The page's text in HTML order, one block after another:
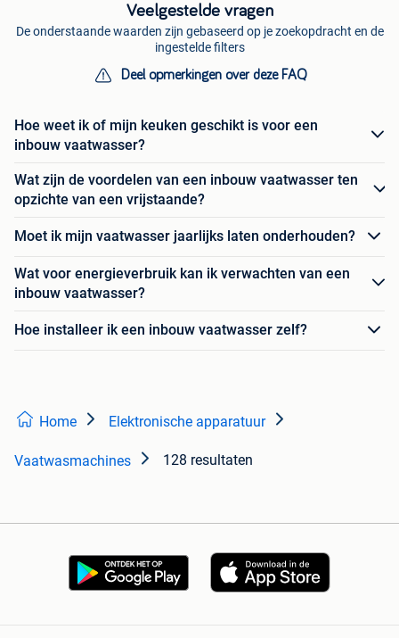
Veelgestelde vragen
De onderstaande waarden zijn gebaseerd op je zoekopdracht en de
ingestelde filters
Deel opmerkingen over deze FAQ
Hoe weet ik of mijn keuken geschikt is voor een
inbouw vaatwasser?
Wat zijn de voordelen van een inbouw vaatwasser ten
opzichte van een vrijstaande?
Moet ik mijn vaatwasser jaarlijks laten onderhouden?
Wat voor energieverbruik kan ik verwachten van een
inbouw vaatwasser?
Hoe installeer ik een inbouw vaatwasser zelf?
Home Elektronische apparatuur
Vaatwasmachines 128 resultaten